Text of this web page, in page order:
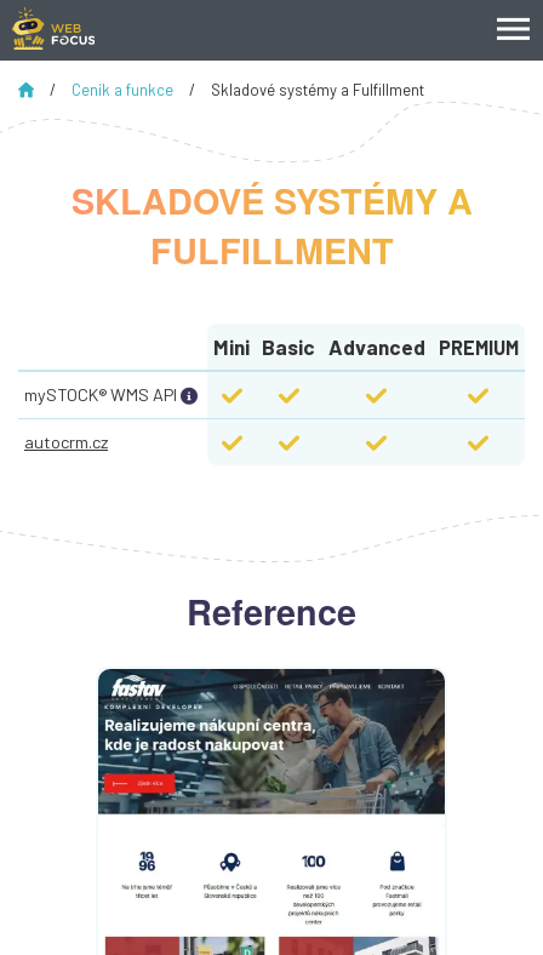
SKLADOVÉ SYSTÉMY A
FULFILLMENT
/ Ceník a funkce / Skladové systémy a Fulfillment
Mini Basic Advanced PREMIUM
mySTOCK® WMS API
autocrm.cz
Reference